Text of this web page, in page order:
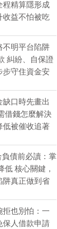
程精算隱形成
收益不怕被吃
不明平台陷阱
糾紛、自保證
步守住資金安
缺口時先畫出
借錢怎麼解決
低被催收追著
負債前必讀：掌
低 核心關鍵，
阱真正做到省
拒也別怕：一
保人借款申請